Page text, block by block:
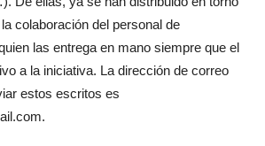
colaboración del personal de
las entrega en mano siempre que el
a la iniciativa. La dirección de correo
estos escritos es